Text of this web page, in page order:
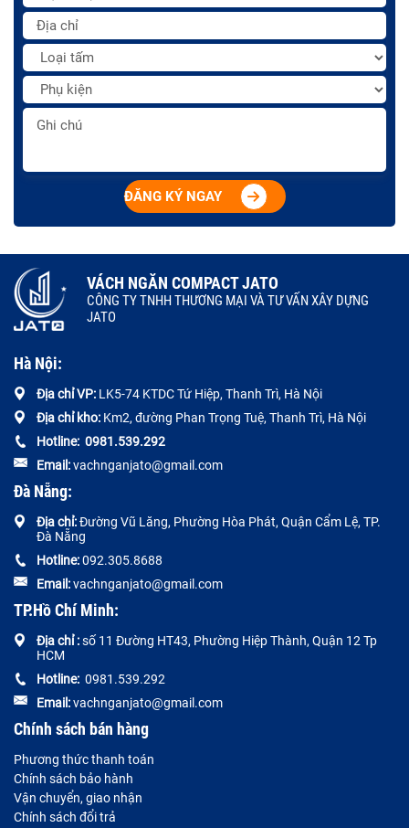
ĐĂNG KÝ NGAY
VÁCH NGĂN COMPACT JATO
CÔNG TY TNHH THƯƠNG MẠI VÀ TƯ VẤN XÂY DỰNG
JATO
Hà Nội:
Địa chỉ VP: LK5-74 KTDC Tứ Hiệp, Thanh Trì, Hà Nội
Địa chỉ kho: Km2, đường Phan Trọng Tuệ, Thanh Trì, Hà Nội
Hotline: 0981.539.292
Email:vachnganjato@gmail.com
Đà Nẵng:
Địa chỉ:Đường Vũ Lăng, Phường Hòa Phát, Quận Cẩm Lệ, TP.
Đà Nẵng
Hotline:092.305.8688
Email:vachnganjato@gmail.com
TP.Hồ Chí Minh:
Địa chỉ :số 11 Đường HT43, Phường Hiệp Thành, Quận 12 Tp
HCM
Hotline: 0981.539.292
Email:vachnganjato@gmail.com
Chính sách bán hàng
Phương thức thanh toán
Chính sách bảo hành
Vận chuyển, giao nhận
Chính sách đổi trả